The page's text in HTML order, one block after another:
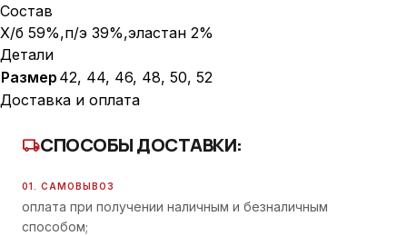
Состав
Х/б 59%,п/э 39%,эластан 2%
Детали
Размер 42, 44, 46, 48, 50, 52
Доставка и оплата
local_shippingСПОСОБЫ ДОСТАВКИ:
01. САМОВЫВОЗ
оплата при получении наличным и безналичным
способом;